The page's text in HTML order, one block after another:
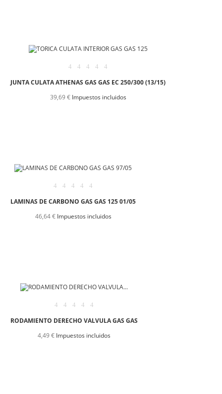
JUNTA CULATA ATHENAS GAS GAS EC 250/300 (13/15)
39,69 €Impuestos incluidos
LAMINAS DE CARBONO GAS GAS 125 01/05
46,64 €Impuestos incluidos
RODAMIENTO DERECHO VALVULA GAS GAS
4,49 € Impuestos incluidos